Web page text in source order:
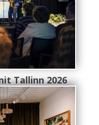
Tallinn 2026